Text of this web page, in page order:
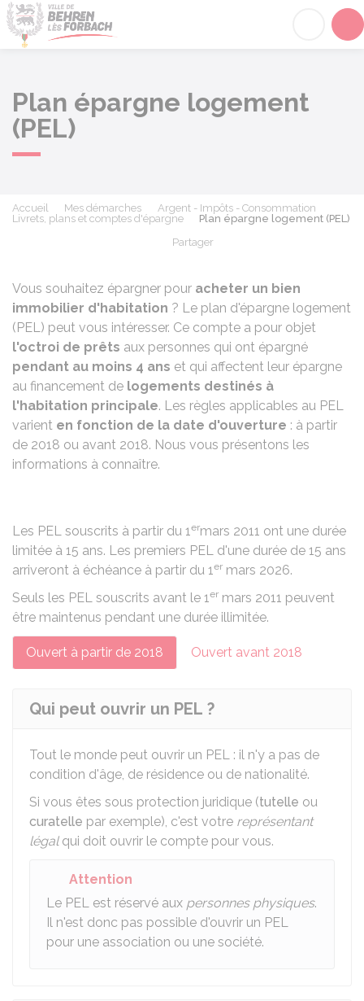
Plan épargne logement
(PEL)
Accueil Mes démarches
Argent - Impôts - Consommation
Livrets, plans et comptes d'épargne
Plan épargne logement (PEL)
Partager
Vous souhaitez épargner pour acheter un bien
immobilier d'habitation ? Le plan d'épargne logement
(PEL) peut vous intéresser. Ce compte a pour objet
l'octroi de prêts aux personnes qui ont épargné
pendant au moins 4 ans et qui affectent leur épargne
au financement de logements destinés à
l'habitation principale. Les règles applicables au PEL
varient en fonction de la date d'ouverture : à partir
de 2018 ou avant 2018. Nous vous présentons les
informations à connaître.
Les PEL souscrits à partir du 1ermars 2011 ont une durée
limitée à 15 ans. Les premiers PEL d'une durée de 15 ans
arriveront à échéance à partir du 1er mars 2026.
Seuls les PEL souscrits avant le 1er mars 2011 peuvent
être maintenus pendant une durée illimitée.
Ouvert à partir de 2018 Ouvert avant 2018
Qui peut ouvrir un PEL ?
Tout le monde peut ouvrir un PEL : il n'y a pas de
condition d'âge, de résidence ou de nationalité.
Si vous êtes sous protection juridique (tutelle ou
curatelle par exemple), c'est votre représentant
légalqui doit ouvrir le compte pour vous.
Attention
Le PEL est réservé aux personnes physiques.
Il n'est donc pas possible d'ouvrir un PEL
pour une association ou une société.